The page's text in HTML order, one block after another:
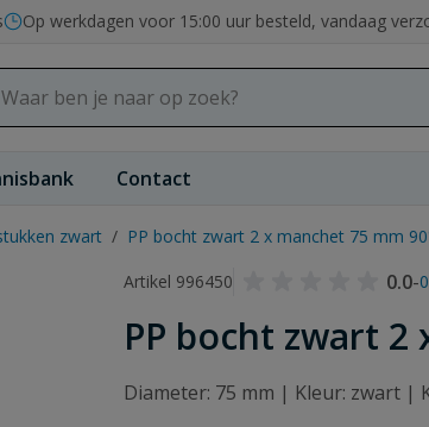
Op werkdagen voor 15:00 uur besteld, vandaag
Contact
zwart / PP bocht zwart 2 x manchet 75 mm
Artikel 996450
0.0-
PP bocht zwart 2
Diameter: 75 mm | Kleur: zwart |